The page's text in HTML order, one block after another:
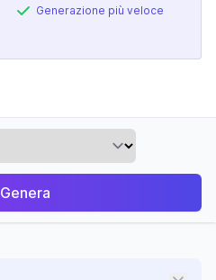
Generazione più veloce
Genera